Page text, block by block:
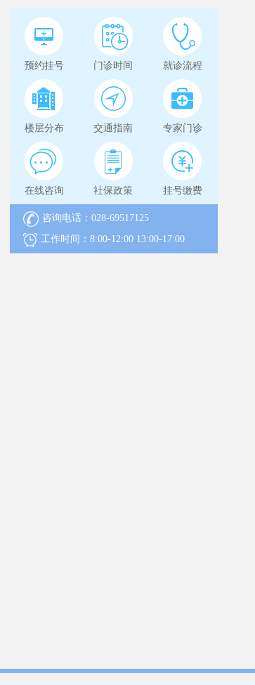
预约挂号 门诊时间 就诊流程
楼层分布 交通指南 专家门诊
在线咨询 社保政策 挂号缴费
咨询电话：028-69517125
工作时间：8:00-12:00 13:00-17:00